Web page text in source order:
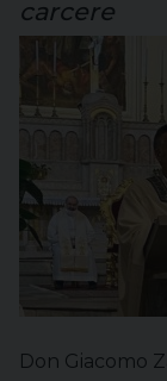
carcere
Don Giacomo